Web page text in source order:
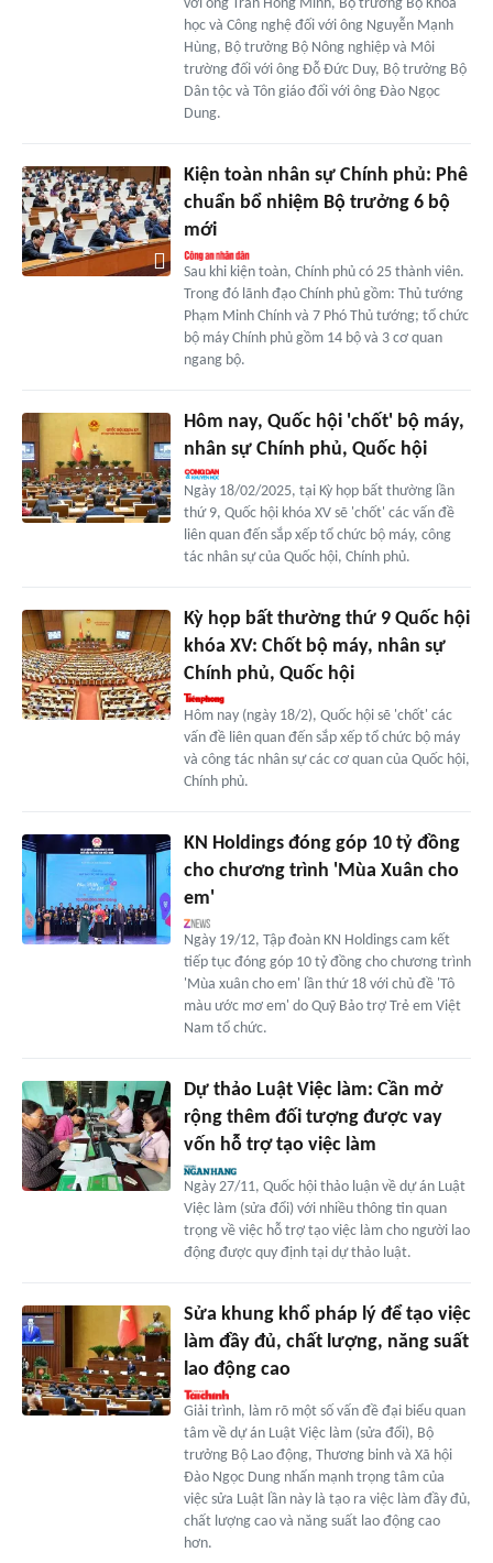
với ông Trần Hồng Minh, Bộ trưởng Bộ Khoa
học và Công nghệ đối với ông Nguyễn Mạnh
Hùng, Bộ trưởng Bộ Nông nghiệp và Môi
trường đối với ông Đỗ Đức Duy, Bộ trưởng Bộ
Dân tộc và Tôn giáo đối với ông Đào Ngọc
Dung.
Kiện toàn nhân sự Chính phủ: Phê
chuẩn bổ nhiệm Bộ trưởng 6 bộ
mới
Sau khi kiện toàn, Chính phủ có 25 thành viên.
Trong đó lãnh đạo Chính phủ gồm: Thủ tướng
Phạm Minh Chính và 7 Phó Thủ tướng; tổ chức
bộ máy Chính phủ gồm 14 bộ và 3 cơ quan
ngang bộ.
Hôm nay, Quốc hội 'chốt' bộ máy,
nhân sự Chính phủ, Quốc hội
Ngày 18/02/2025, tại Kỳ họp bất thường lần
thứ 9, Quốc hội khóa XV sẽ 'chốt' các vấn đề
liên quan đến sắp xếp tổ chức bộ máy, công
tác nhân sự của Quốc hội, Chính phủ.
Kỳ họp bất thường thứ 9 Quốc hội
khóa XV: Chốt bộ máy, nhân sự
Chính phủ, Quốc hội
Hôm nay (ngày 18/2), Quốc hội sẽ 'chốt' các
vấn đề liên quan đến sắp xếp tổ chức bộ máy
và công tác nhân sự các cơ quan của Quốc hội,
Chính phủ.
KN Holdings đóng góp 10 tỷ đồng
cho chương trình 'Mùa Xuân cho
em'
Ngày 19/12, Tập đoàn KN Holdings cam kết
tiếp tục đóng góp 10 tỷ đồng cho chương trình
'Mùa xuân cho em' lần thứ 18 với chủ đề 'Tô
màu ước mơ em' do Quỹ Bảo trợ Trẻ em Việt
Nam tổ chức.
Dự thảo Luật Việc làm: Cần mở
rộng thêm đối tượng được vay
vốn hỗ trợ tạo việc làm
Ngày 27/11, Quốc hội thảo luận về dự án Luật
Việc làm (sửa đổi) với nhiều thông tin quan
trọng về việc hỗ trợ tạo việc làm cho người lao
động được quy định tại dự thảo luật.
Sửa khung khổ pháp lý để tạo việc
làm đầy đủ, chất lượng, năng suất
lao động cao
Giải trình, làm rõ một số vấn đề đại biểu quan
tâm về dự án Luật Việc làm (sửa đổi), Bộ
trưởng Bộ Lao động, Thương binh và Xã hội
Đào Ngọc Dung nhấn mạnh trọng tâm của
việc sửa Luật lần này là tạo ra việc làm đầy đủ,
chất lượng cao và năng suất lao động cao
hơn.